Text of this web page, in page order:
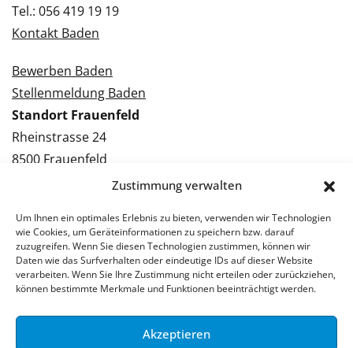
Zustimmung verwalten
Um Ihnen ein optimales Erlebnis zu bieten, verwenden wir Technologien
wie Cookies, um Geräteinformationen zu speichern bzw. darauf
zuzugreifen. Wenn Sie diesen Technologien zustimmen, können wir
Daten wie das Surfverhalten oder eindeutige IDs auf dieser Website
verarbeiten. Wenn Sie Ihre Zustimmung nicht erteilen oder zurückziehen,
können bestimmte Merkmale und Funktionen beeinträchtigt werden.
Akzeptieren
Tel.: 056 419 19 19
Kontakt Baden
Bewerben Baden
Stellenmeldung Baden
Standort Frauenfeld
Rheinstrasse 24
8500 Frauenfeld
Tel.: 052 224 09 09
Bewerben Frauenfeld
Stellenmeldung Frauenfeld
© 2026 Stellenpartner AG